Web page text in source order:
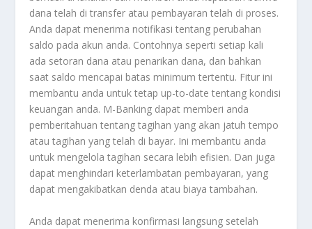
dana telah di transfer atau pembayaran telah di proses.
Anda dapat menerima notifikasi tentang perubahan
saldo pada akun anda. Contohnya seperti setiap kali
ada setoran dana atau penarikan dana, dan bahkan
saat saldo mencapai batas minimum tertentu. Fitur ini
membantu anda untuk tetap up-to-date tentang kondisi
keuangan anda. M-Banking dapat memberi anda
pemberitahuan tentang tagihan yang akan jatuh tempo
atau tagihan yang telah di bayar. Ini membantu anda
untuk mengelola tagihan secara lebih efisien. Dan juga
dapat menghindari keterlambatan pembayaran, yang
dapat mengakibatkan denda atau biaya tambahan.
Anda dapat menerima konfirmasi langsung setelah